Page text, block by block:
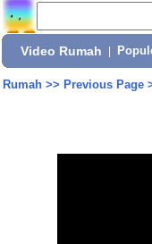
Video Rumah
Rumah>> Previous Page